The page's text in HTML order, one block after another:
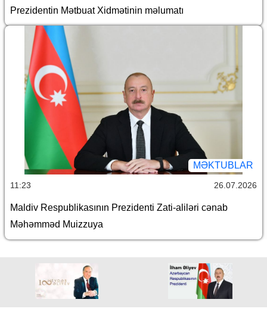
Prezidentin Mətbuat Xidmətinin məlumatı
MƏKTUBLAR
11:23 26.07.2026
Maldiv Respublikasının Prezidenti Zati-aliləri cənab
Məhəmməd Muizzuya